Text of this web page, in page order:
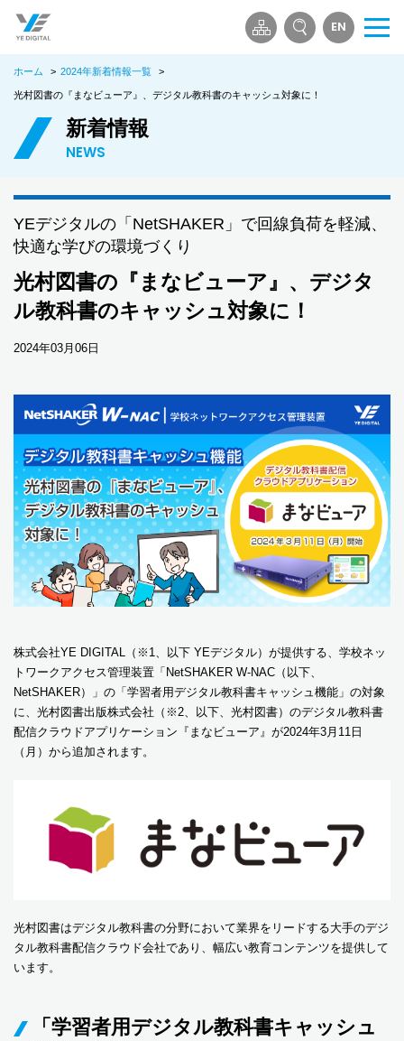
EN
メ
ホーム > 2024年新着情報一覧 >
光村図書の『まなビューア』、デジタル教科書のキャッシュ対象に！
新着情報
NEWS
YEデジタルの「NetSHAKER」で回線負荷を軽減、
快適な学びの環境づくり
光村図書の『まなビューア』、デジタ
ル教科書のキャッシュ対象に！
2024年03月06日
株式会社YE DIGITAL（※1、以下 YEデジタル）が提供する、学校ネッ
トワークアクセス管理装置「NetSHAKER W-NAC（以下、
NetSHAKER）」の「学習者用デジタル教科書キャッシュ機能」の対象
に、光村図書出版株式会社（※2、以下、光村図書）のデジタル教科書
配信クラウドアプリケーション『まなビューア』が2024年3月11日
（月）から追加されます。
光村図書はデジタル教科書の分野において業界をリードする大手のデジ
タル教科書配信クラウド会社であり、幅広い教育コンテンツを提供して
います。
「学習者用デジタル教科書キャッシュ